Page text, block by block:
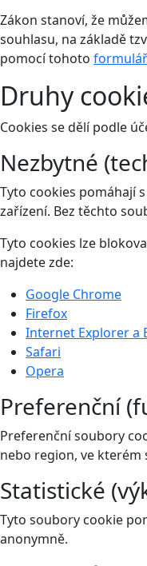
Zákon stanoví, že
souhlasu, na základě
pomocí tohoto
Druhy
Cookies se dělí podle
Nezbytné
Tyto cookies pomáhají
zařízení. Bez těchto
Tyto cookies lze
najdete zde:
Google Chrome
Firefox
Internet Explorer a
Safari
Opera
Preferenční
Preferenční soubory
nebo region, ve kterém
Statistické
Tyto soubory cookie
anonymně.